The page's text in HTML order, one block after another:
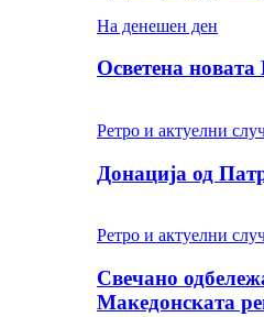
На денешен ден
Осветена
Ретро и актуелни
Донација од
Ретро и актуелни
Свечано
Македонската